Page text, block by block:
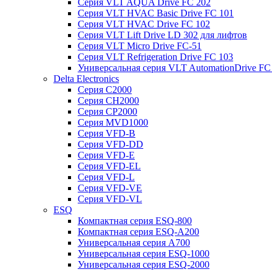
Серия VLT HVAC Basic Drive FC 101
Серия VLT HVAC Drive FC 102
Серия VLT Lift Drive LD 302 для лифтов
Серия VLT Micro Drive FC-51
Серия VLT Refrigeration Drive FC 103
Универсальная серия VLT AutomationDrive
Delta Electronics
Серия C2000
Серия CH2000
Серия CP2000
Серия MVD1000
Серия VFD-B
Серия VFD-DD
Серия VFD-E
Серия VFD-EL
Серия VFD-L
Серия VFD-VE
Серия VFD-VL
ESQ
Компактная серия ESQ-800
Компактная серия ESQ-А200
Универсальная серия A700
Универсальная серия ESQ-1000
Универсальная серия ESQ-2000